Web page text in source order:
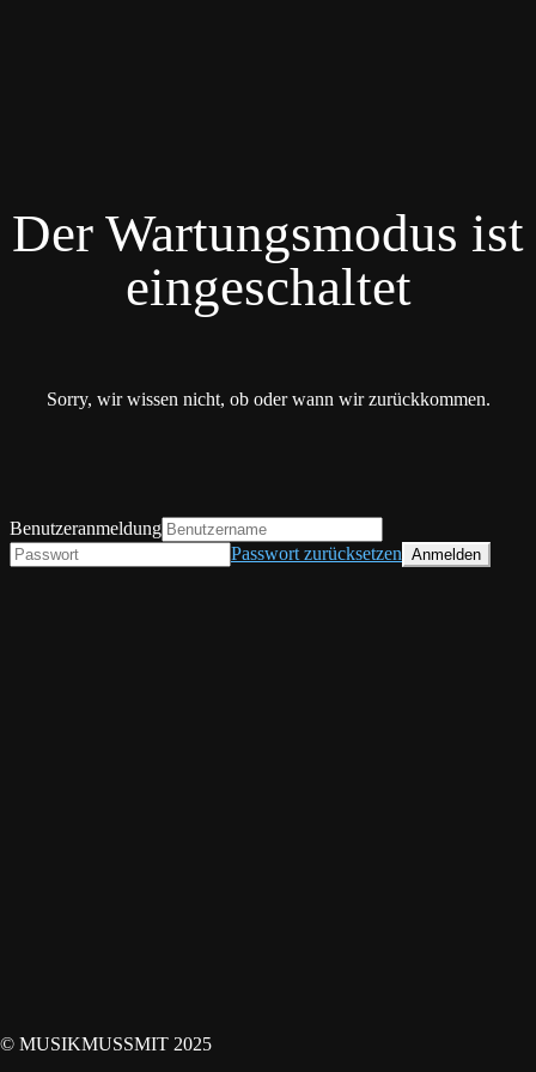
Der Wartungsmodus ist
eingeschaltet
Sorry, wir wissen nicht, ob oder wann wir zurückkommen.
© MUSIKMUSSMIT 2025
Benutzeranmeldung
Passwort zurücksetzen